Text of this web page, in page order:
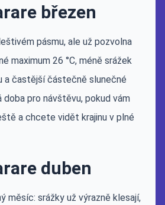
březen
pásmu, ale už pozvolna
maximum 26 °C, méně srážek
a častější částečně slunečné
doba pro návštěvu, pokud vám
a chcete vidět krajinu v plné
duben
měsíc: srážky už výrazně klesají,